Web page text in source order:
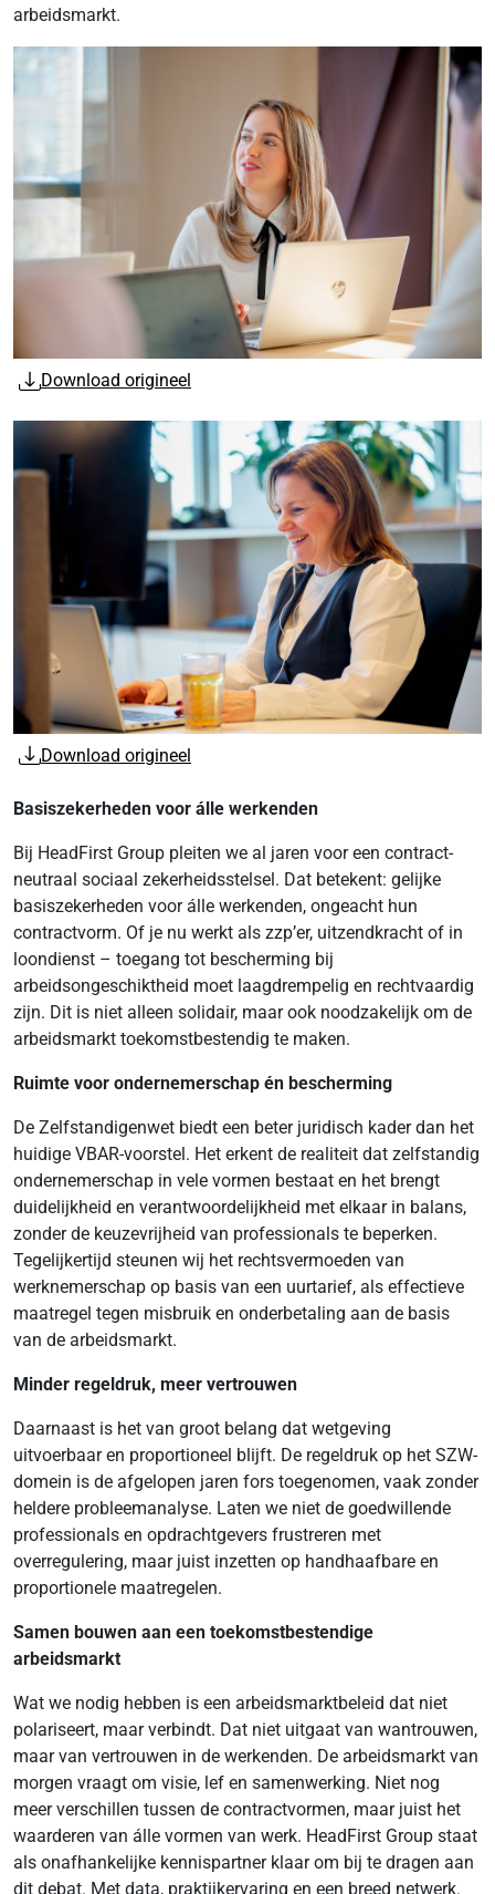
arbeidsmarkt.
Download origineel
Download origineel
Basiszekerheden voor álle werkenden
Bij HeadFirst Group pleiten we al jaren voor een contract-
neutraal sociaal zekerheidsstelsel. Dat betekent: gelijke
basiszekerheden voor álle werkenden, ongeacht hun
contractvorm. Of je nu werkt als zzp’er, uitzendkracht of in
loondienst – toegang tot bescherming bij
arbeidsongeschiktheid moet laagdrempelig en rechtvaardig
zijn. Dit is niet alleen solidair, maar ook noodzakelijk om de
arbeidsmarkt toekomstbestendig te maken.
Ruimte voor ondernemerschap én bescherming
De Zelfstandigenwet biedt een beter juridisch kader dan het
huidige VBAR-voorstel. Het erkent de realiteit dat zelfstandig
ondernemerschap in vele vormen bestaat en het brengt
duidelijkheid en verantwoordelijkheid met elkaar in balans,
zonder de keuzevrijheid van professionals te beperken.
Tegelijkertijd steunen wij het rechtsvermoeden van
werknemerschap op basis van een uurtarief, als effectieve
maatregel tegen misbruik en onderbetaling aan de basis
van de arbeidsmarkt.
Minder regeldruk, meer vertrouwen
Daarnaast is het van groot belang dat wetgeving
uitvoerbaar en proportioneel blijft. De regeldruk op het SZW-
domein is de afgelopen jaren fors toegenomen, vaak zonder
heldere probleemanalyse. Laten we niet de goedwillende
professionals en opdrachtgevers frustreren met
overregulering, maar juist inzetten op handhaafbare en
proportionele maatregelen.
Samen bouwen aan een toekomstbestendige
arbeidsmarkt
Wat we nodig hebben is een arbeidsmarktbeleid dat niet
polariseert, maar verbindt. Dat niet uitgaat van wantrouwen,
maar van vertrouwen in de werkenden. De arbeidsmarkt van
morgen vraagt om visie, lef en samenwerking. Niet nog
meer verschillen tussen de contractvormen, maar juist het
waarderen van álle vormen van werk. HeadFirst Group staat
als onafhankelijke kennispartner klaar om bij te dragen aan
dit debat. Met data, praktijkervaring en een breed netwerk.